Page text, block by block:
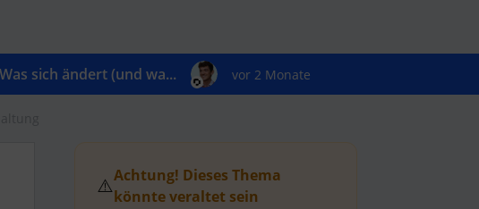
sich ändert (und wa... vor 2 Monate
⚠️Achtung! Dieses Thema
könnte veraltet sein